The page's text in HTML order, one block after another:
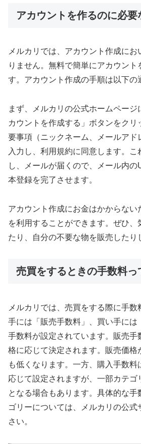
アカウントを作るのに必要
メルカリでは、アカウント作成に
りません。無料で簡単にアカウント
す。アカウント作成の手順は以下の
まず、メルカリの公式ホームページ
カウントを作成する」ボタンをク
要事項（ニックネーム、メールアド
入力し、利用規約に同意します。こ
し、メールが届くので、メール内の
本登録を完了させます。
アカウント作成にお金はかからない
を利用することができます。ぜひ、
たり、自分の不要な物を販売したり
売買をするときの手数料っ
メルカリでは、売買をする際に手数
手には「販売手数料」、買い手には
手数料が設定されています。販売手
格に応じて決定されます。販売価格
も低くなります。一方、購入手数料
応じて設定されますが、一部カテゴ
となる場合もあります。具体的な手
ゴリーについては、メルカリの公
さい。